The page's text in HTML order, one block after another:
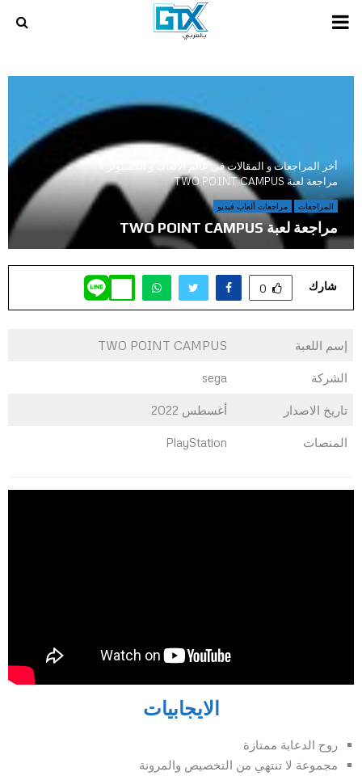
PRIMARY
أخر المراجعات و المقالات في عالم الالعاب و الكمبيوتر
مراجعة لعبة TWO POINT CAMPUS
المراجعات مراجعات ألعاب فيديو
مراجعة لعبة TWO POINT CAMPUS
شارك 0
إسم اللعبة TWO POINT CAMPUS
الشركة sega
تاريخ الاصدار أغسطس 2022
المنصات PlayStation
الايجابيات
روح الدعابة ممتازة
مجموعة لا تنتهي من التخصيص والمرونة